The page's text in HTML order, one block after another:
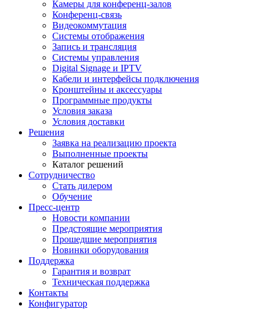
Камеры для конференц-залов
Конференц-связь
Видеокоммутация
Системы отображения
Запись и трансляция
Системы управления
Digital Signage и IPTV
Кабели и интерфейсы подключения
Кронштейны и аксессуары
Программные продукты
Условия заказа
Условия доставки
Решения
Заявка на реализацию проекта
Выполненные проекты
Каталог решений
Сотрудничество
Стать дилером
Обучение
Пресс-центр
Новости компании
Предстоящие мероприятия
Прошедшие мероприятия
Новинки оборудования
Поддержка
Гарантия и возврат
Техническая поддержка
Контакты
Конфигуратор